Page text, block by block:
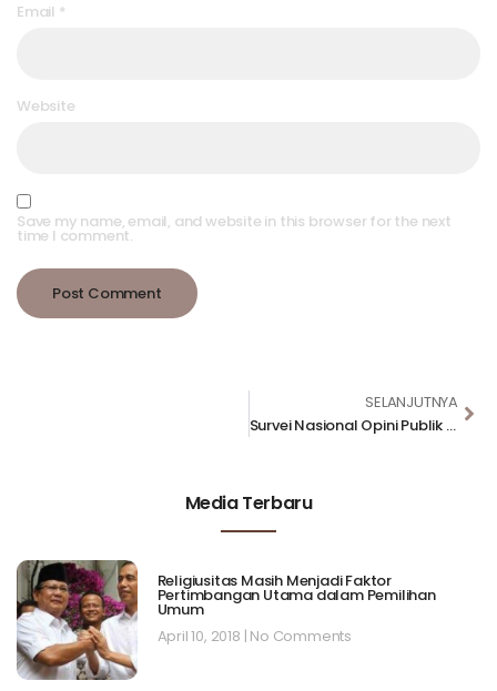
Email *
Website
Save my name, email, and website in this browser for the next
time I comment.
SELANJUTNYA
Survei Nasional Opini Publik 2018 Diluncurkan Sabtu Ini
Media Terbaru
Religiusitas Masih Menjadi Faktor
Pertimbangan Utama dalam Pemilihan
Umum
April 10, 2018 No Comments